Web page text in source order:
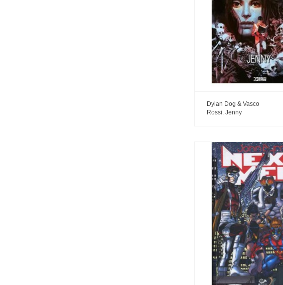
Dylan Dog & Vasco
Rossi. Jenny